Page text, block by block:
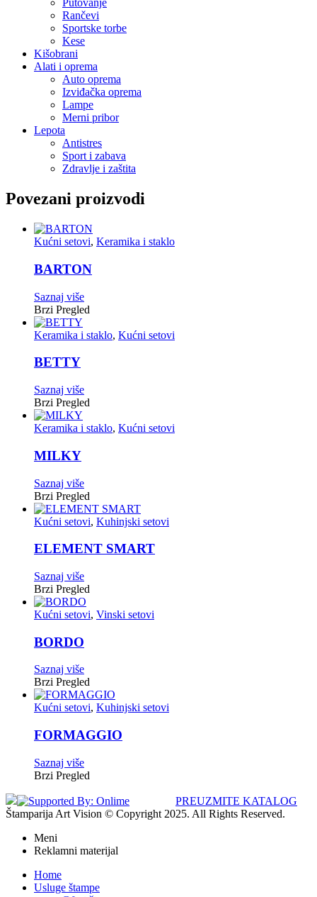
Putovanje
Rančevi
Sportske torbe
Kese
Kišobrani
Alati i oprema
Auto oprema
Izviđačka oprema
Lampe
Merni pribor
Lepota
Antistres
Sport i zabava
Zdravlje i zaštita
Povezani proizvodi
Kućni setovi, Keramika i staklo
BARTON
Saznaj više
Brzi Pregled
Keramika i staklo, Kućni setovi
BETTY
Saznaj više
Brzi Pregled
Keramika i staklo, Kućni setovi
MILKY
Saznaj više
Brzi Pregled
Kućni setovi, Kuhinjski setovi
ELEMENT SMART
Saznaj više
Brzi Pregled
Kućni setovi, Vinski setovi
BORDO
Saznaj više
Brzi Pregled
Kućni setovi, Kuhinjski setovi
FORMAGGIO
Saznaj više
Brzi Pregled
PREUZMITE KATALOG
Štamparija Art Vision © Copyright 2025. All Rights Reserved.
Meni
Reklamni materijal
Home
Usluge štampe